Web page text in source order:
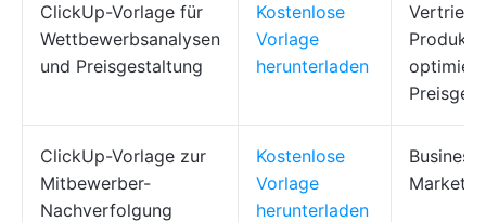
ClickUp-Vorlage für
Wettbewerbsanalysen
und Preisgestaltung
Kostenlose
Vorlage
herunterladen
ClickUp-Vorlage zur
Mitbewerber-
Nachverfolgung
Kostenlose
Vorlage
herunterladen